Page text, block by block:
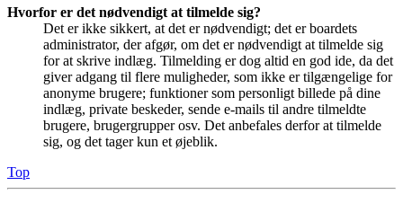
Hvorfor er det nødvendigt at tilmelde sig?
Det er ikke sikkert, at det er nødvendigt; det er boardets
administrator, der afgør, om det er nødvendigt at tilmelde sig
for at skrive indlæg. Tilmelding er dog altid en god ide, da det
giver adgang til flere muligheder, som ikke er tilgængelige for
anonyme brugere; funktioner som personligt billede på dine
indlæg, private beskeder, sende e-mails til andre tilmeldte
brugere, brugergrupper osv. Det anbefales derfor at tilmelde
sig, og det tager kun et øjeblik.
Top